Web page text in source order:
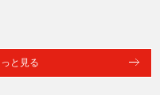
と見る